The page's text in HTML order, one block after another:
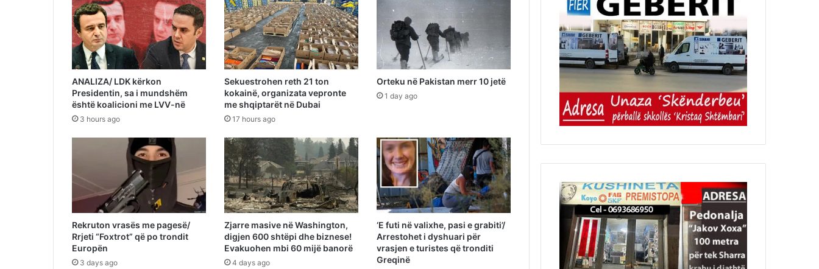
ANALIZA/ LDK kërkon
Presidentin, sa i mundshëm
është koalicioni me LVV-në
3 hours ago
Sekuestrohen reth 21 ton
kokainë, organizata vepronte
me shqiptarët në Dubai
17 hours ago
Orteku në Pakistan merr 10 jetë
1 day ago
Rekruton vrasës me pagesë/
Rrjeti “Foxtrot” që po trondit
Europën
3 days ago
Zjarre masive në Washington,
digjen 600 shtëpi dhe biznese!
Evakuohen mbi 60 mijë banorë
4 days ago
‘E futi në valixhe, pasi e grabiti’/
Arrestohet i dyshuari për
vrasjen e turistes që tronditi
Greqinë